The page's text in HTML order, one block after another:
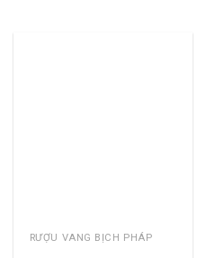
RƯỢU VANG BỊCH PHÁP